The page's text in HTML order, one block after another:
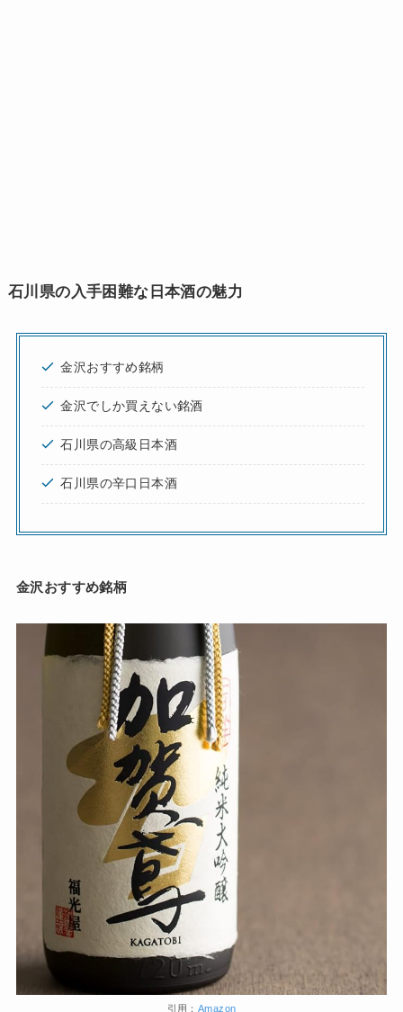
石川県の入手困難な日本酒の魅力
金沢おすすめ銘柄
金沢でしか買えない銘酒
石川県の高級日本酒
石川県の辛口日本酒
金沢おすすめ銘柄
引用： Amazon